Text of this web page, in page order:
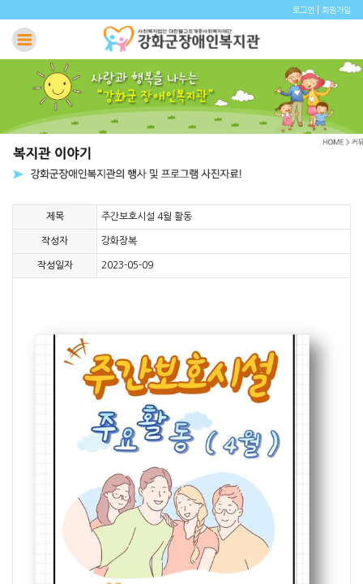
로그인 회원가입
제목 주간보호시설 4월 활동
작성자 강화장복
작성일자 2023-05-09